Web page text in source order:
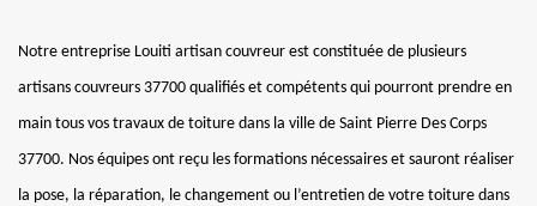
Notre entreprise Louiti artisan couvreur est constituée de plusieurs
artisans couvreurs 37700 qualifiés et compétents qui pourront prendre en
main tous vos travaux de toiture dans la ville de Saint Pierre Des Corps
37700. Nos équipes ont reçu les formations nécessaires et sauront réaliser
la pose, la réparation, le changement ou l’entretien de votre toiture dans